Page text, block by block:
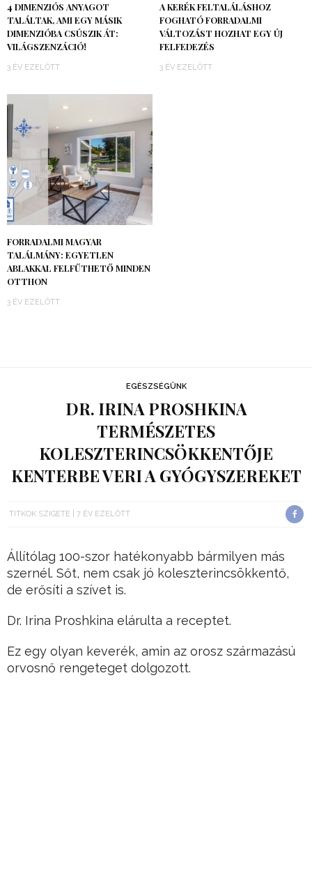
4 DIMENZIÓS ANYAGOT
TALÁLTAK, AMI EGY MÁSIK
DIMENZIÓBA CSÚSZIK ÁT:
VILÁGSZENZÁCIÓ!
3 ÉV EZELŐTT
A KERÉK FELTALÁLÁSHOZ
FOGHATÓ FORRADALMI
VÁLTOZÁST HOZHAT EGY ÚJ
FELFEDEZÉS
3 ÉV EZELŐTT
FORRADALMI MAGYAR
TALÁLMÁNY: EGYETLEN
ABLAKKAL FELFŰTHETŐ MINDEN
OTTHON
3 ÉV EZELŐTT
EGÉSZSÉGÜNK
DR. IRINA PROSHKINA
TERMÉSZETES
KOLESZTERINCSÖKKENTŐJE
KENTERBE VERI A GYÓGYSZEREKET
TITKOK SZIGETE 7 ÉV EZELŐTT
Állítólag 100-szor hatékonyabb bármilyen más
szernél. Sőt, nem csak jó koleszterincsökkentő,
de erősíti a szívet is.
Dr. Irina Proshkina elárulta a receptet.
Ez egy olyan keverék, amin az orosz származású
orvosnő rengeteget dolgozott.